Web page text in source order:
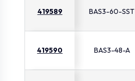
419589 BAS3-60-SST
419590 BAS3-48-A